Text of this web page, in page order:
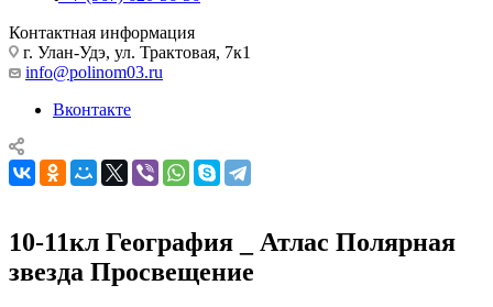
Контактная информация
г. Улан-Удэ, ул. Трактовая, 7к1
info@polinom03.ru
Вконтакте
10-11кл География _ Атлас Полярная
звезда Просвещение